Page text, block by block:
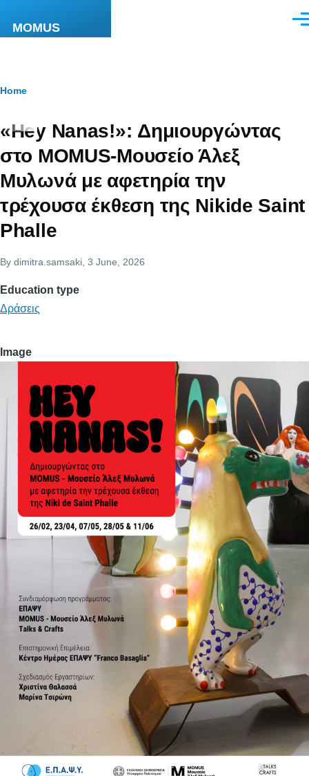
MOMUS
Breadcrumb
Home
«Hey Nanas!»: Δημιουργώντας
στο MOMUS-Μουσείο Άλεξ
Μυλωνά με αφετηρία την
τρέχουσα έκθεση της Nikide Saint
Phalle
By dimitra.samsaki , 3 June, 2026
Education type
Δράσεις
Image